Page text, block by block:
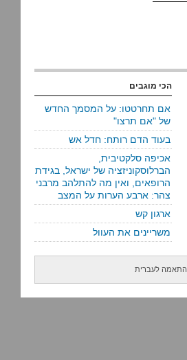
הכי מוגבים
אם תחרטטו: על המסמך החדש
של "אם תרצו"
בעוד הדם רותח: חדל אש
אכיפה סלקטיבית,
הברלוסקוניזציה של ישראל, בגידת
הרופאים, ואין מה להתלהב מרבני
צהר: ארבע הערות על המצב
ארגון קש
משריינים את העוול
התאמה לעברית